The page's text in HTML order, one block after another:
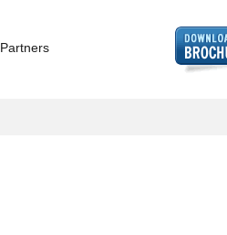
Partners